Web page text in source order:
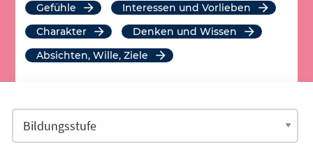
Gefühle
Interessen und Vorlieben
Charakter
Denken und Wissen
Absichten, Wille, Ziele